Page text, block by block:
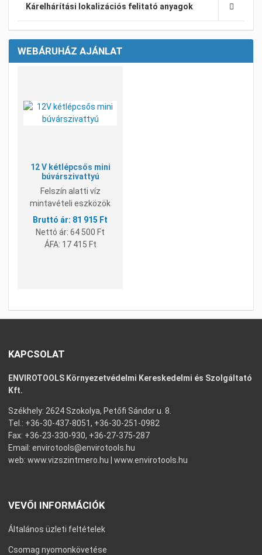
Kárelhárítási lokalizációs felitató anyagok
WEBÁRUHÁZ AJÁNLAT
12 V kétlépcsős mini
búvárszivattyú
Felszín alatti víz
mintavételi eszközök
81 915 Ft
Nettó ár: 64 500 Ft
ÁFA: 17 415 Ft
KAPCSOLAT
ENVIROTOOLS Környezetvédelmi Kereskedelmi és Szolgáltató
Kft.
Székhely: 2624 Szokolya, Petőfi Sándor u. 8.
Tel.: +36-30-437-8051, +36-30-251-0982
Fax: +36-23-330-930, +36-27-375-287
Email: envirotools@envirotools.hu
web: www.vizszintmero.hu www.envirotools.hu
VEVŐI INFORMÁCIÓK
Általános üzleti feltételek
Csomag nyomonkövetése